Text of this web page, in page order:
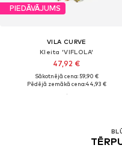
PIEDĀVĀJUMS
VILA CURVE
Kleita 'VIFLOLA'
47,92 €
Sākotnējā cena: 59,90 €
Pēdējā zemākā cena:44,93 €